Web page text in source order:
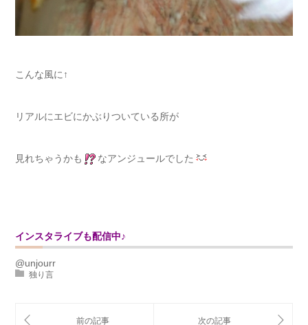
こんな風に↑
リアルにエビにかぶりついている所が
見れちゃうかも なアンジュールでした
インスタライブも配信中♪
@unjourr
独り言